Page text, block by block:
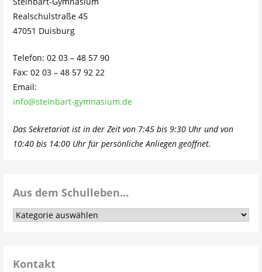
Realschulstraße 45
47051 Duisburg
Telefon: 02 03 – 48 57 90
Fax: 02 03 – 48 57 92 22
Email:
info@steinbart-gymnasium.de
Das Sekretariat ist in der Zeit von 7:45 bis 9:30 Uhr und von
10:40 bis 14:00 Uhr für persönliche Anliegen geöffnet.
Aus dem Schulleben…
Aus
Kontakt